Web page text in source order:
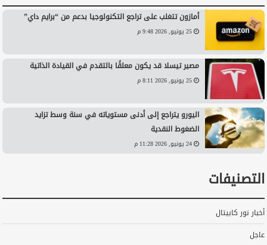
أمازون تتغلب على تراجع التكنولوجيا بدعم من “برايم داي”
25 يونيو, 2026 9:48 م
مصير تيسلا قد يكون معلقًا بالتقدم في القيادة الذاتية
25 يونيو, 2026 8:11 م
اليورو يتراجع إلى أدنى مستوياته في سنة وسط تزايد
الضغوط النقدية
24 يونيو, 2026 11:28 م
التصنيفات
أخبار نور كابيتال
عاجل